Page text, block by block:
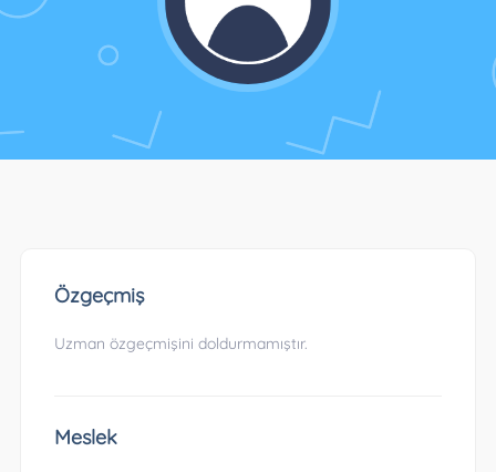
Özgeçmiş
Uzman özgeçmişini doldurmamıştır.
Meslek